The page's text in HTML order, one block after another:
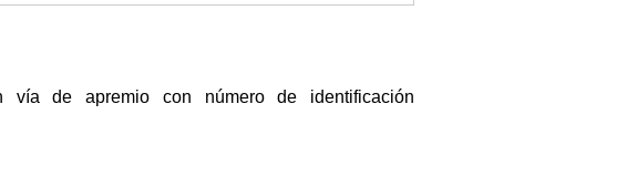
de apremio con número de identificación